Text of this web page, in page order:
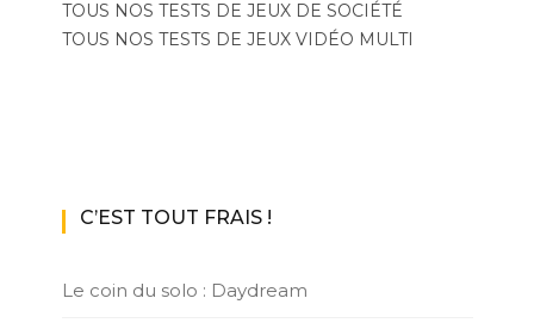
TOUS NOS TESTS DE JEUX DE SOCIÉTÉ
TOUS NOS TESTS DE JEUX VIDÉO MULTI
C’EST TOUT FRAIS !
Le coin du solo : Daydream